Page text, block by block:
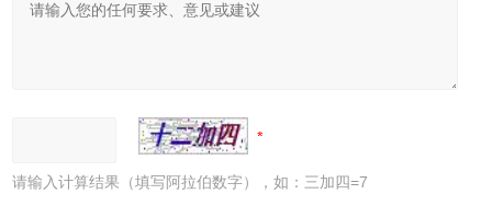
请输入计算结果（填写阿拉伯数字），如：三加四=7